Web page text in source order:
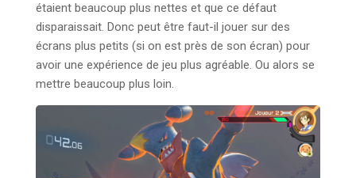
étaient beaucoup plus nettes et que ce défaut
disparaissait. Donc peut être faut-il jouer sur des
écrans plus petits (si on est près de son écran) pour
avoir une expérience de jeu plus agréable. Ou alors se
mettre beaucoup plus loin.